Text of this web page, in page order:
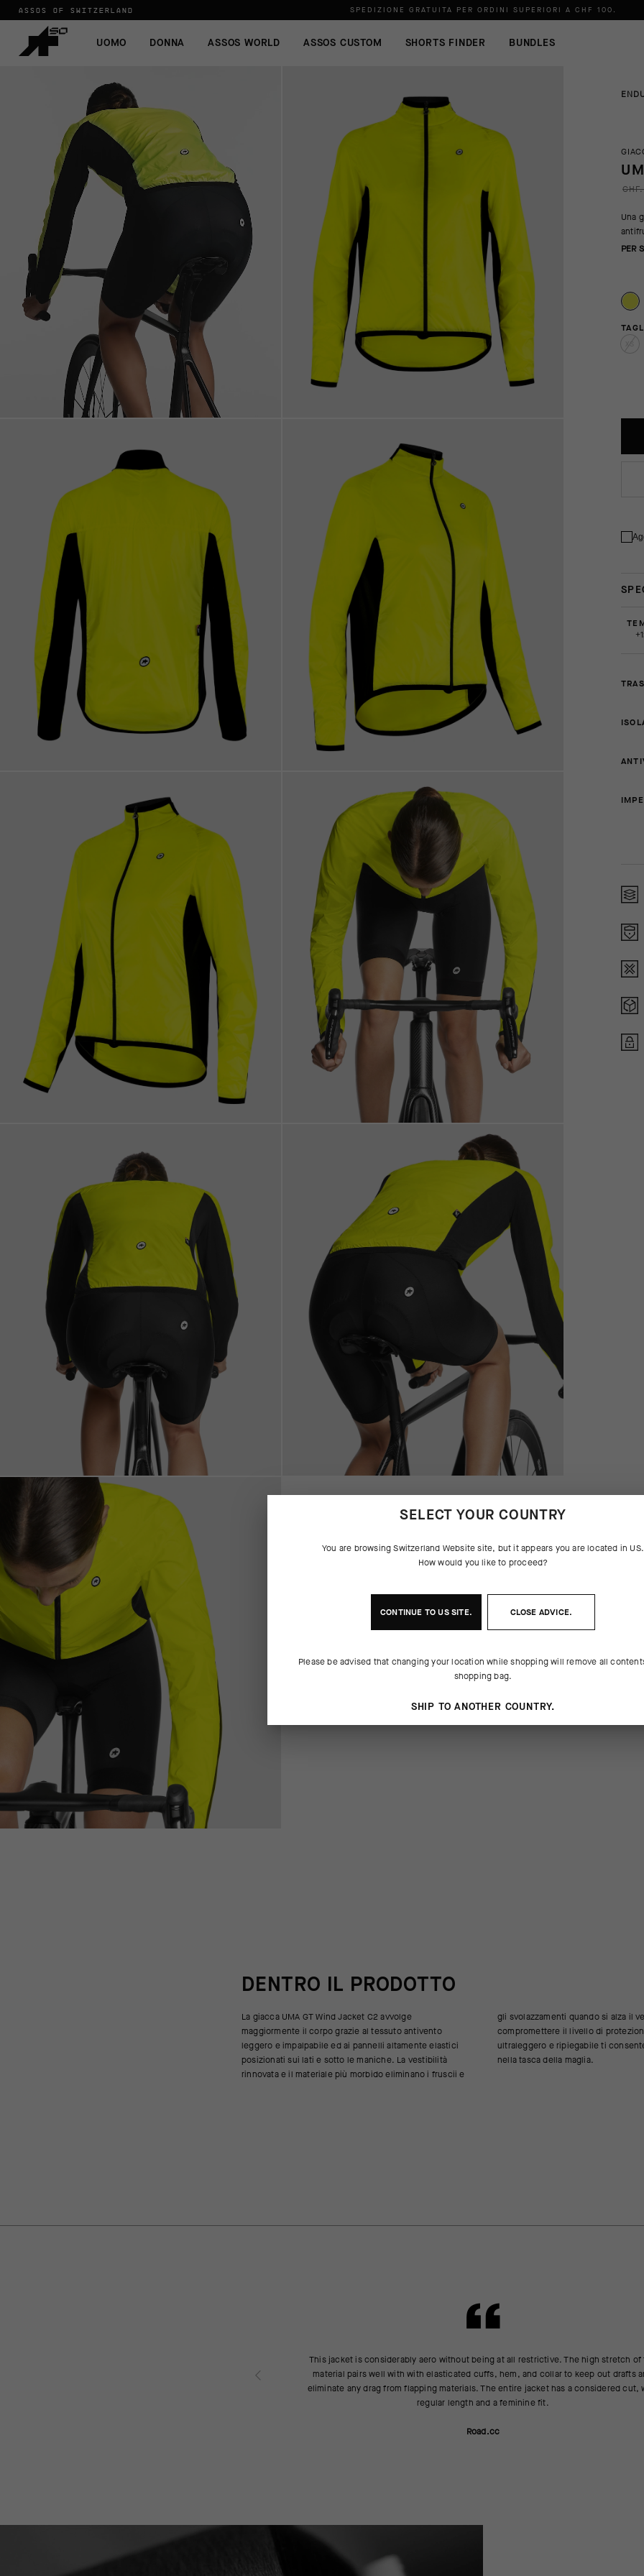
ASSOS OF SWITZERLAND SPEDIZIONE GRATUITA PER ORDINI SUPERIORI A CHF 100 .
UOMO DONNA ASSOS WORLD ASSOS CUSTOM SHORTS FINDER BUNDLES
Una
PER
DENTRO IL PRODOTTO
La giacca UMA GT Wind Jacket C2 avvolge
maggiormente il corpo grazie al tessuto antivento
leggero e impalpabile ed ai pannelli altamente elastici
posizionati sui lati e sotto le maniche. La vestibilità
rinnovata e il materiale più morbido eliminano i fruscii e
gli svolazzamenti quando si alza il vento, senza però
compromettere il livello di protezione. Il design
ultraleggero e ripiegabile ti consente di riporre la giacca
nella tasca della maglia.
This jacket is considerably aero without being at all restrictive. The high stretch of
material pairs well with with elasticated cuffs, hem, and collar to keep out drafts
eliminate any drag from flapping materials. The entire jacket has a considered cut,
regular length and a feminine fit.
Road.cc
SELECT YOUR COUNTRY
You are browsingSwitzerland Websitesite, but it appears you are located in US.
How would you like to proceed?
CONTINUE TOUSSITE. CLOSE ADVICE.
Please be advised that changing your location while shopping will remove all
shopping bag.
SHIP TO ANOTHER COUNTRY.